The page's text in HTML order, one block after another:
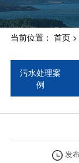
当前位置： 首页>
污水处理案
例